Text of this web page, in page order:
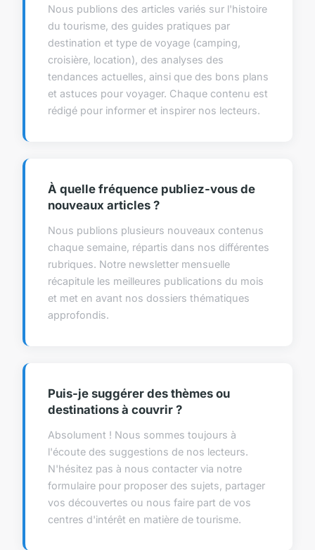
Nous publions des articles variés sur l'histoire
du tourisme, des guides pratiques par
destination et type de voyage (camping,
croisière, location), des analyses des
tendances actuelles, ainsi que des bons plans
et astuces pour voyager. Chaque contenu est
rédigé pour informer et inspirer nos lecteurs.
À quelle fréquence publiez-vous de
nouveaux articles ?
Nous publions plusieurs nouveaux contenus
chaque semaine, répartis dans nos différentes
rubriques. Notre newsletter mensuelle
récapitule les meilleures publications du mois
et met en avant nos dossiers thématiques
approfondis.
Puis-je suggérer des thèmes ou
destinations à couvrir ?
Absolument ! Nous sommes toujours à
l'écoute des suggestions de nos lecteurs.
N'hésitez pas à nous contacter via notre
formulaire pour proposer des sujets, partager
vos découvertes ou nous faire part de vos
centres d'intérêt en matière de tourisme.